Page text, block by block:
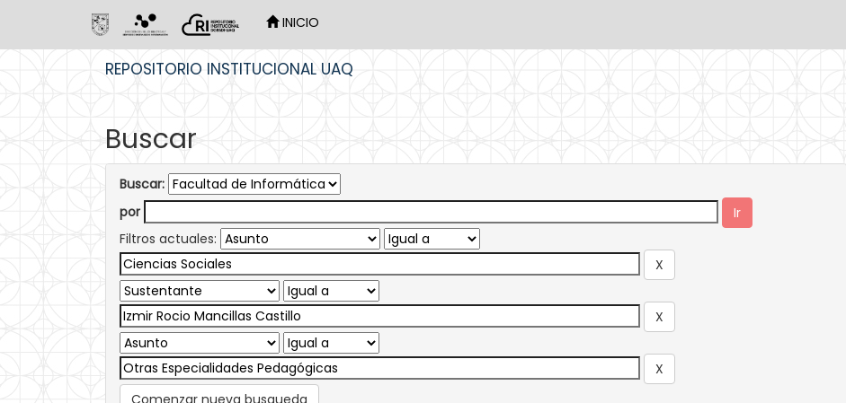
INICIO
REPOSITORIO INSTITUCIONAL UAQ
Buscar
Buscar:
por
Filtros actuales:
Comenzar nueva busqueda